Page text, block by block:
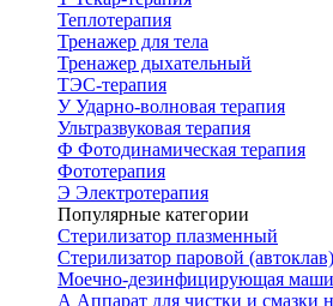
Теплотерапия
Тренажер для тела
Тренажер дыхательный
ТЭС-терапия
УУдарно-волновая терапия
Ультразвуковая терапия
Ф Фотодинамическая терапия
Фототерапия
Э Электротерапия
Популярные категории
Стерилизатор плазменный
Стерилизатор паровой (автоклав)
Моечно-дезинфицирующая
А Аппарат для чистки и смазки